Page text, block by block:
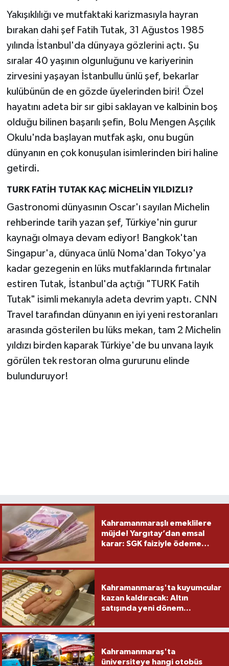
Yakışıklılığı ve mutfaktaki karizmasıyla hayran
bırakan dahi şef Fatih Tutak, 31 Ağustos 1985
yılında İstanbul'da dünyaya gözlerini açtı. Şu
sıralar 40 yaşının olgunluğunu ve kariyerinin
zirvesini yaşayan İstanbullu ünlü şef, bekarlar
kulübünün de en gözde üyelerinden biri! Özel
hayatını adeta bir sır gibi saklayan ve kalbinin boş
olduğu bilinen başarılı şefin, Bolu Mengen Aşçılık
Okulu'nda başlayan mutfak aşkı, onu bugün
dünyanın en çok konuşulan isimlerinden biri haline
getirdi.
TURK FATİH TUTAK KAÇ MİCHELİN YILDIZLI?
Gastronomi dünyasının Oscar'ı sayılan Michelin
rehberinde tarih yazan şef, Türkiye'nin gurur
kaynağı olmaya devam ediyor! Bangkok'tan
Singapur'a, dünyaca ünlü Noma'dan Tokyo'ya
kadar gezegenin en lüks mutfaklarında fırtınalar
estiren Tutak, İstanbul'da açtığı "TURK Fatih
Tutak" isimli mekanıyla adeta devrim yaptı. CNN
Travel tarafından dünyanın en iyi yeni restoranları
arasında gösterilen bu lüks mekan, tam 2 Michelin
yıldızı birden kaparak Türkiye'de bu unvana layık
görülen tek restoran olma gururunu elinde
bulunduruyor!
Kahramanmaraşlı emeklilere
müjde! Yargıtay’dan emsal
karar: SGK faiziyle ödeme
Kahramanmaraş'ta kuyumcular
kazan kaldıracak: Altın
satışında yeni dönem...
Kahramanmaraş'ta
üniversiteye hangi otobüs